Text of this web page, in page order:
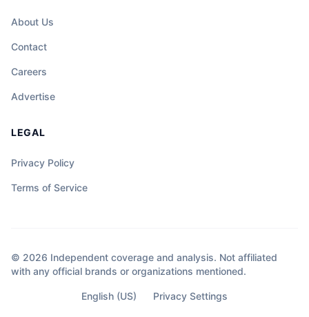
About Us
Contact
Careers
Advertise
LEGAL
Privacy Policy
Terms of Service
© 2026 Independent coverage and analysis. Not affiliated
with any official brands or organizations mentioned.
English (US) Privacy Settings